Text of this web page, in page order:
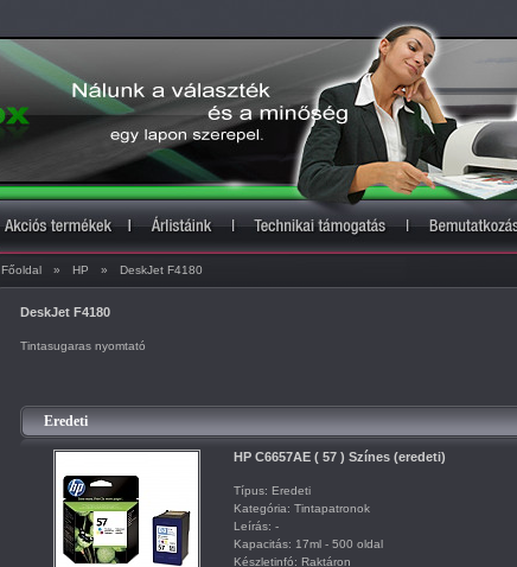
Főoldal » HP » DeskJet F4180
DeskJet F4180
Tintasugaras nyomtató
Eredeti
HP C6657AE ( 57 ) Színes (eredeti)
Típus: Eredeti
Kategória: Tintapatronok
Leírás: -
Kapacitás: 17ml - 500 oldal
Készletinfó: Raktáron